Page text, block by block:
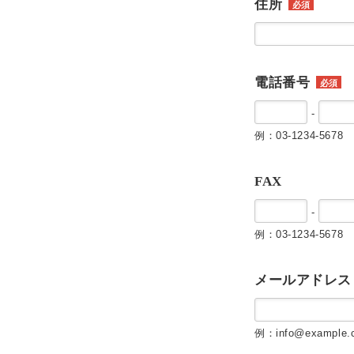
住所 必須
電話番号 必須
-
例：03-1234-5678
FAX
-
例：03-1234-5678
メールアドレス
例：